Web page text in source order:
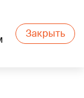
Закрыть